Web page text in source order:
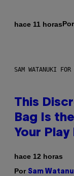
hace 11 horasPor
SAM WATANUKI
This
Bag Is
Your
hace 12 horas
Por Sam